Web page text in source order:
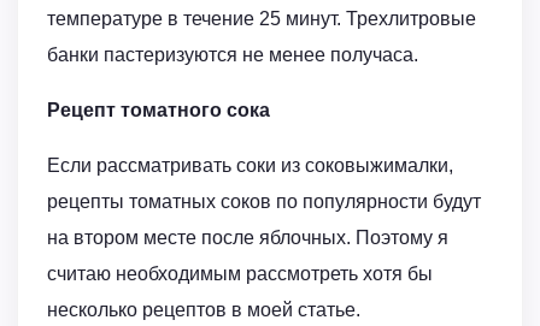
температуре в течение 25 минут. Трехлитровые
банки пастеризуются не менее получаса.
Рецепт томатного сока
Если рассматривать соки из соковыжималки,
рецепты томатных соков по популярности будут
на втором месте после яблочных. Поэтому я
считаю необходимым рассмотреть хотя бы
несколько рецептов в моей статье.